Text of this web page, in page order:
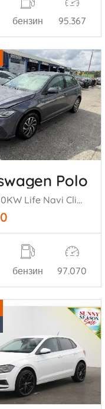
бензин 95.367
Polo
1.0 TSI 70KW Life Navi Clima Camera Virt Dash NAP
бензин 97.070